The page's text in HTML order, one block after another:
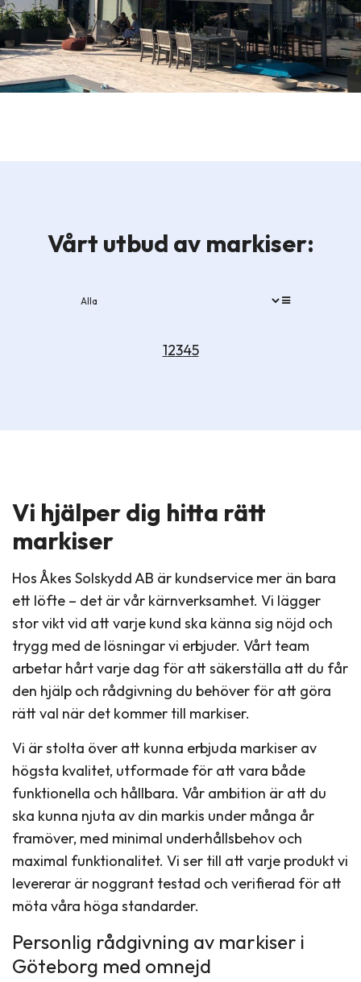
Vårt utbud av markiser:
12345
Vi hjälper dig hitta rätt
markiser
Hos Åkes Solskydd AB är kundservice mer än bara
ett löfte – det är vår kärnverksamhet. Vi lägger
stor vikt vid att varje kund ska känna sig nöjd och
trygg med de lösningar vi erbjuder. Vårt team
arbetar hårt varje dag för att säkerställa att du får
den hjälp och rådgivning du behöver för att göra
rätt val när det kommer till markiser.
Vi är stolta över att kunna erbjuda markiser av
högsta kvalitet, utformade för att vara både
funktionella och hållbara. Vår ambition är att du
ska kunna njuta av din markis under många år
framöver, med minimal underhållsbehov och
maximal funktionalitet. Vi ser till att varje produkt vi
levererar är noggrant testad och verifierad för att
möta våra höga standarder.
Personlig rådgivning av markiser i
Göteborg med omnejd